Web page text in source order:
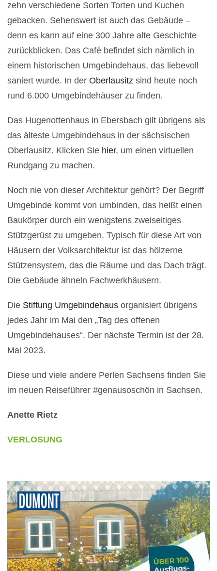
zehn verschiedene Sorten Torten und Kuchen
gebacken. Sehenswert ist auch das Gebäude –
denn es kann auf eine 300 Jahre alte Geschichte
zurückblicken. Das Café befindet sich nämlich in
einem historischen Umgebindehaus, das liebevoll
saniert wurde. In der Oberlausitz sind heute noch
rund 6.000 Umgebindehäuser zu finden.
Das Hugenottenhaus in Ebersbach gilt übrigens als
das älteste Umgebindehaus in der sächsischen
Oberlausitz. Klicken Sie hier, um einen virtuellen
Rundgang zu machen.
Noch nie von dieser Architektur gehört? Der Begriff
Umgebinde kommt von umbinden, das heißt einen
Baukörper durch ein wenigstens zweiseitiges
Stützgerüst zu umgeben. Typisch für diese Art von
Häusern der Volksarchitektur ist das hölzerne
Stützensystem, das die Räume und das Dach trägt.
Die Gebäude ähneln Fachwerkhäusern.
Die Stiftung Umgebindehaus organisiert übrigens
jedes Jahr im Mai den „Tag des offenen
Umgebindehauses“. Der nächste Termin ist der 28.
Mai 2023.
Diese und viele andere Perlen Sachsens finden Sie
im neuen Reiseführer #genausoschön in Sachsen.
Anette Rietz
VERLOSUNG